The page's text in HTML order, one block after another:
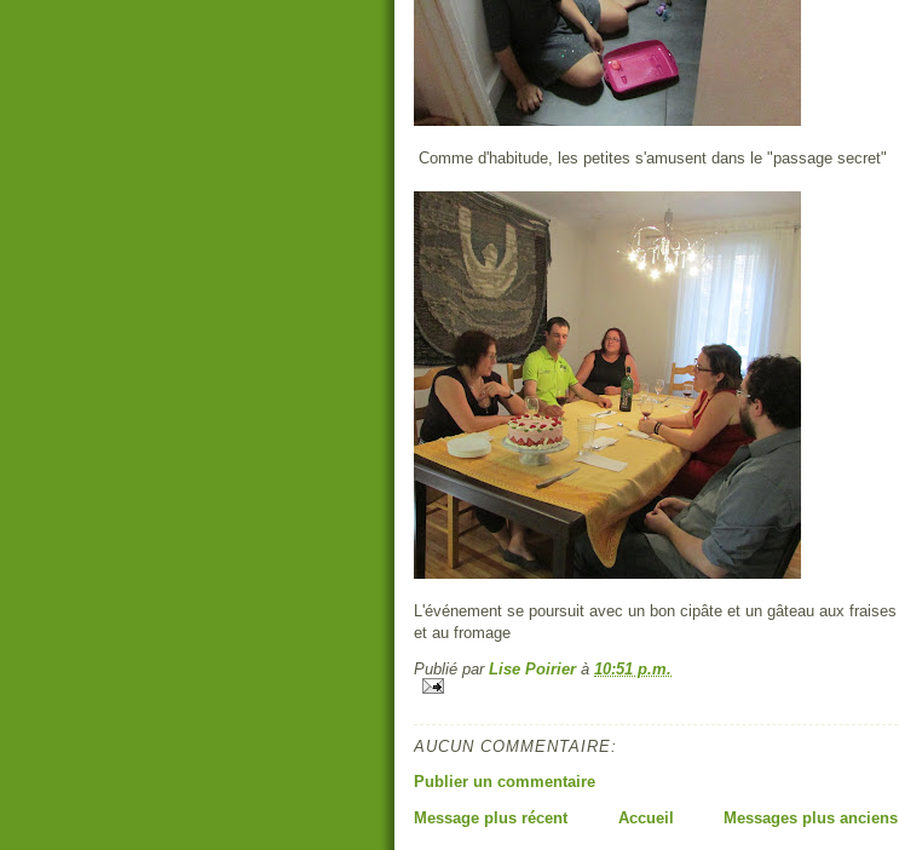
Comme d'habitude, les petites s'amusent dans le "passage secret"
L'événement se poursuit avec un bon cipâte et un gâteau aux fraises
et au fromage
Publié par Lise Poirier à 10:51 p.m.
AUCUN COMMENTAIRE:
Publier un commentaire
Message plus récent
Messages plus anciens
Accueil